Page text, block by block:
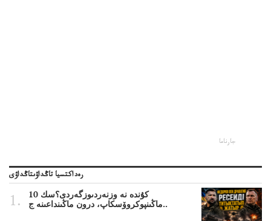
جارناما
رەداكتسيا تاڭداۋىتاڭداۋى
10 كۇندە نە وزنەردىوزگەردى؟سك
ماڭىنپوكروۆسكاپ، درون ماڭىنداعىنە ج..